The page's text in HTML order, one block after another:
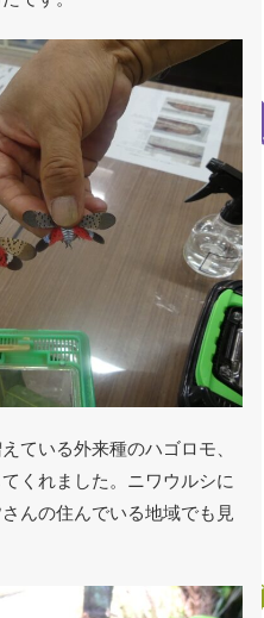
ている外来種のハゴロモ、
くれました。ニワウルシに
んの住んでいる地域でも見